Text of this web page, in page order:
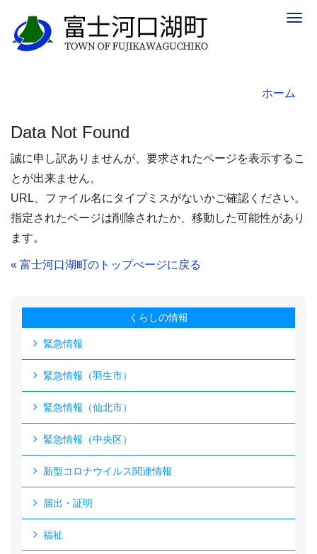
ホーム
Data Not Found
誠に申し訳ありませんが、要求されたページを表示するこ
とが出来ません。
URL、ファイル名にタイプミスがないかご確認ください。
指定されたページは削除されたか、移動した可能性があり
ます。
« 富士河口湖町のトップぺージに戻る
くらしの情報
緊急情報
緊急情報（羽生市）
緊急情報（仙北市）
緊急情報（中央区）
新型コロナウイルス関連情報
届出・証明
福祉